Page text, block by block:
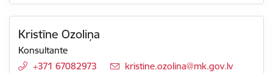
Kristīne Ozoliņa
Konsultante
+371 67082973
E-pasts:
kristine.ozolina@mk.gov.lv